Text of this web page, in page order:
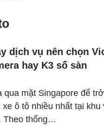
dịch vụ nên chọn
hay K3 số sàn
qua mặt Singapore để
ô tô nhiều nhất tại khu
Theo thống…